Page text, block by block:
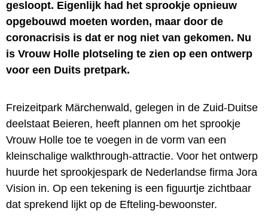
gesloopt. Eigenlijk had het sprookje opnieuw
opgebouwd moeten worden, maar door de
coronacrisis is dat er nog niet van gekomen. Nu
is Vrouw Holle plotseling te zien op een ontwerp
voor een Duits pretpark.
Freizeitpark Märchenwald, gelegen in de Zuid-Duitse
deelstaat Beieren, heeft plannen om het sprookje
Vrouw Holle toe te voegen in de vorm van een
kleinschalige walkthrough-attractie. Voor het ontwerp
huurde het sprookjespark de Nederlandse firma Jora
Vision in. Op een tekening is een figuurtje zichtbaar
dat sprekend lijkt op de Efteling-bewoonster.